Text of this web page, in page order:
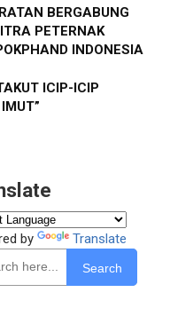
BERGABUNG
PETERNAK
INDONESIA
ICIP-ICIP
by Translate
Search